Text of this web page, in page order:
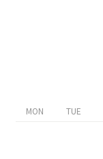
MON TUE